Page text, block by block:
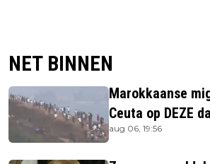
NET BINNEN
Marokkaanse
Ceuta op DEZE
bestormen
aug 06, 19:56